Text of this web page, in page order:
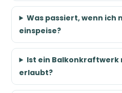
Was passiert, wenn ich
einspeise?
Ist ein Balkonkraftwerk
erlaubt?